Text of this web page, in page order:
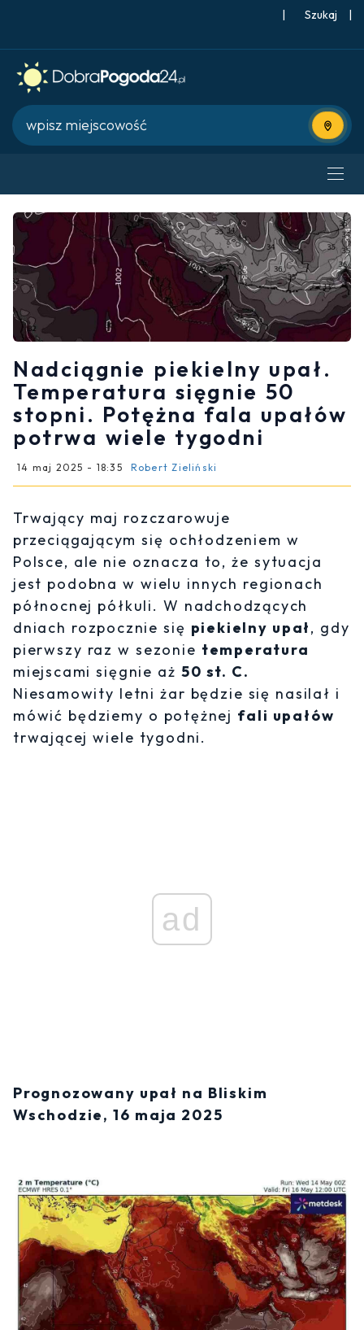
| |
Użyj
Nadciągnie piekielny upał.
Temperatura sięgnie 50
stopni. Potężna fala upałów
potrwa wiele tygodni
14 maj 2025 - 18:35 Robert Zieliński
Trwający maj rozczarowuje
przeciągającym się ochłodzeniem w
Polsce, ale nie oznacza to, że sytuacja
jest podobna w wielu innych regionach
północnej półkuli. W nadchodzących
dniach rozpocznie się piekielny upał, gdy
pierwszy raz w sezonie temperatura
miejscami sięgnie aż 50 st. C.
Niesamowity letni żar będzie się nasilał i
mówić będziemy o potężnej fali upałów
trwającej wiele tygodni.
ad
Prognozowany upał na Bliskim
Wschodzie, 16 maja 2025